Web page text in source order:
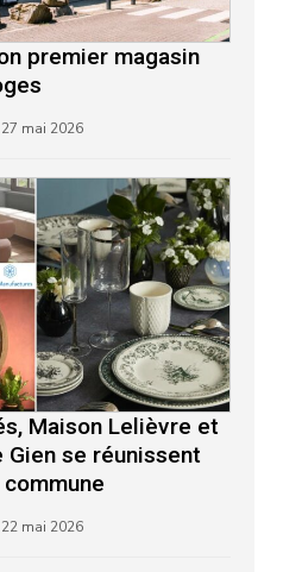
premier magasin
27 mai 2026
Maison Lelièvre et
Gien se réunissent
22 mai 2026